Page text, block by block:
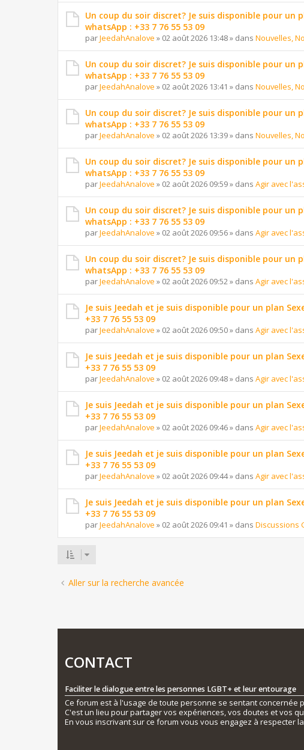
Un coup du soir discret? Je suis disponible pour un
whatsApp : +33 7 76 55 53 09
parJeedahAnalove » 02 août 2026 13:48» dans Nouvelles,
Un coup du soir discret? Je suis disponible pour un
whatsApp : +33 7 76 55 53 09
parJeedahAnalove » 02 août 2026 13:41 » dans Nouvelles,
Un coup du soir discret? Je suis disponible pour un
whatsApp : +33 7 76 55 53 09
parJeedahAnalove » 02 août 2026 13:39» dans Nouvelles,
Un coup du soir discret? Je suis disponible pour un
whatsApp : +33 7 76 55 53 09
parJeedahAnalove » 02 août 2026 09:59» dans Agir avec
Un coup du soir discret? Je suis disponible pour un
whatsApp : +33 7 76 55 53 09
parJeedahAnalove » 02 août 2026 09:56» dans Agir avec
Un coup du soir discret? Je suis disponible pour un
whatsApp : +33 7 76 55 53 09
parJeedahAnalove » 02 août 2026 09:52 » dans Agir avec
Je suis Jeedah et je suis disponible pour un plan
+33 7 76 55 53 09
parJeedahAnalove » 02 août 2026 09:50» dans Agir avec
Je suis Jeedah et je suis disponible pour un plan
+33 7 76 55 53 09
parJeedahAnalove » 02 août 2026 09:48» dans Agir avec
Je suis Jeedah et je suis disponible pour un plan
+33 7 76 55 53 09
parJeedahAnalove » 02 août 2026 09:46» dans Agir avec
Je suis Jeedah et je suis disponible pour un plan
+33 7 76 55 53 09
parJeedahAnalove » 02 août 2026 09:44» dans Agir avec
Je suis Jeedah et je suis disponible pour un plan
+33 7 76 55 53 09
parJeedahAnalove » 02 août 2026 09:41 » dans Discussions
Aller sur la recherche avancée
CONTACT
Faciliter le dialogue entre les personnes LGBT+ et leur entourage
Ce forum est à l'usage de toute personne se sentant
C'est un lieu pour partager vos expériences, vos doutes et vos
En vous inscrivant sur ce forum vous vous engagez à respecter la